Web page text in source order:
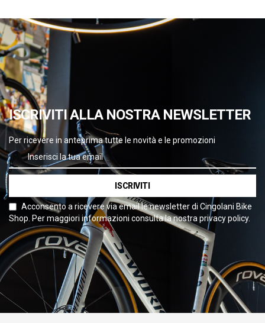
ISCRIVITI ALLA NOSTRA NEWSLETTER
Per ricevere in anteprima tutte le novità e le promozioni
ISCRIVITI
Acconsento a ricevere via email le newsletter di Cingolani Bike
Shop. Per maggiori informazioni consulta la nostra privacy policy.